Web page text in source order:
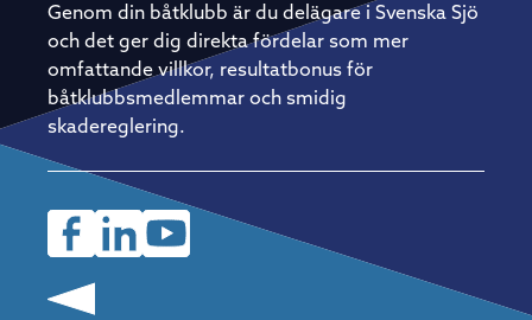
Genom din båtklubb är du delägare i Svenska Sjö
och det ger dig direkta fördelar som mer
omfattande villkor, resultatbonus för
båtklubbsmedlemmar och smidig
skadereglering.